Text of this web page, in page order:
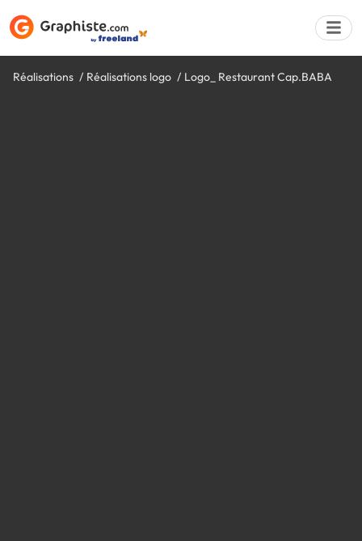
Réalisations Réalisations logo Logo_ Restaurant Cap.BABA